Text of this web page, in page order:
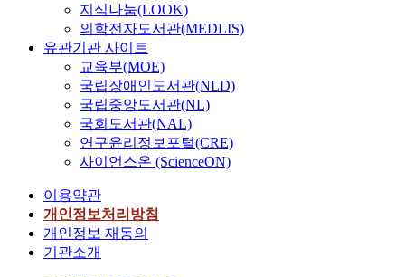
지식나눔(LOOK)
의학전자도서관(MEDLIS)
유관기관 사이트
교육부(MOE)
국립장애인도서관(NLD)
국립중앙도서관(NL)
국회도서관(NAL)
연구윤리정보포털(CRE)
사이언스온 (ScienceON)
이용약관
개인정보처리방침
개인정보 재동의
기관소개